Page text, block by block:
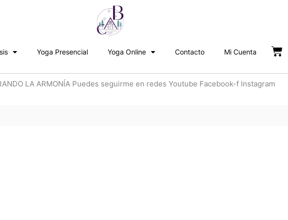
Yoga Presencial Yoga Online Contacto Mi Cuenta Cart
LA ARMONÍA Puedes seguirme en redes Youtube Facebook-f Instagram